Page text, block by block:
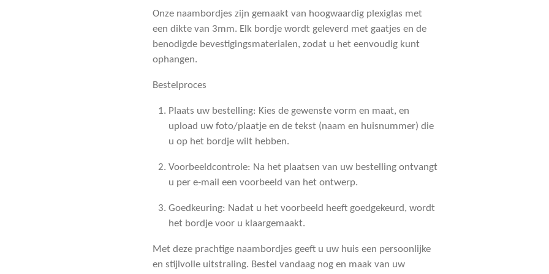
Onze naambordjes zijn gemaakt van hoogwaardig plexiglas met
een dikte van 3mm. Elk bordje wordt geleverd met gaatjes en de
benodigde bevestigingsmaterialen, zodat u het eenvoudig kunt
ophangen.
Bestelproces
Plaats uw bestelling: Kies de gewenste vorm en maat, en
upload uw foto/plaatje en de tekst (naam en huisnummer) die
u op het bordje wilt hebben.
Voorbeeldcontrole: Na het plaatsen van uw bestelling ontvangt
u per e-mail een voorbeeld van het ontwerp.
Goedkeuring: Nadat u het voorbeeld heeft goedgekeurd, wordt
het bordje voor u klaargemaakt.
Met deze prachtige naambordjes geeft u uw huis een persoonlijke
en stijlvolle uitstraling. Bestel vandaag nog en maak van uw